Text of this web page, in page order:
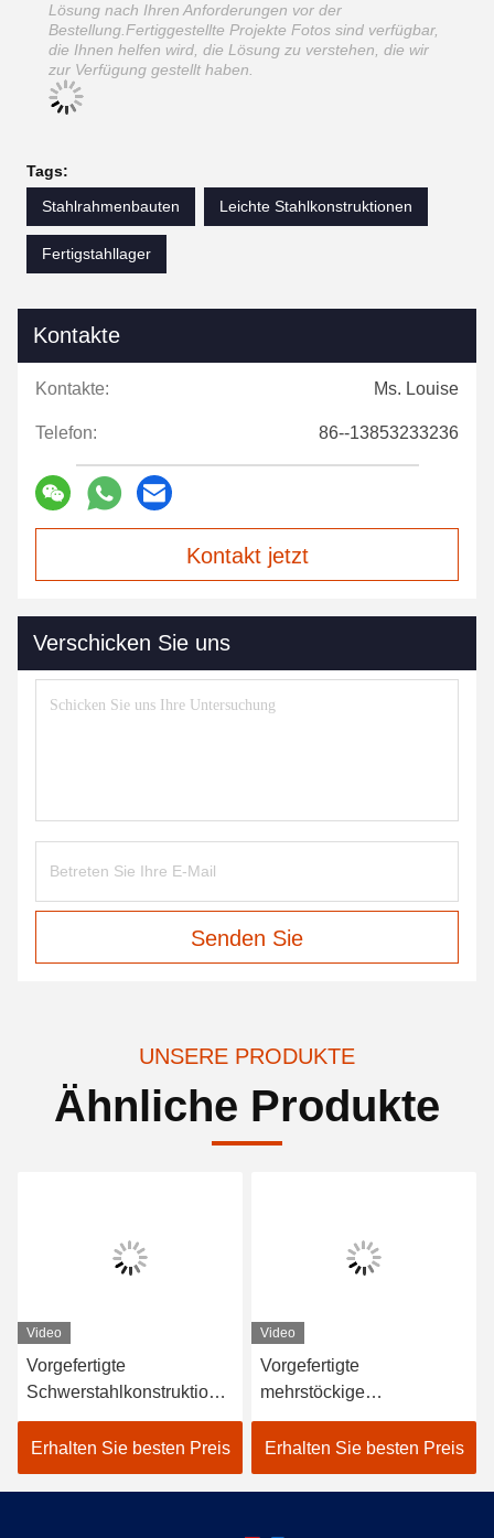
Lösung nach Ihren Anforderungen vor der
Bestellung.Fertiggestellte Projekte Fotos sind verfügbar,
die Ihnen helfen wird, die Lösung zu verstehen, die wir
zur Verfügung gestellt haben.
Tags:
Stahlrahmenbauten
Leichte Stahlkonstruktionen
Fertigstahllager
Kontakte
Kontakte: Ms. Louise
Telefon: 86--13853233236
Kontakt jetzt
Verschicken Sie uns
Senden Sie
UNSERE PRODUKTE
Ähnliche Produkte
Video
Vorgefertigte
Schwerstahlkonstruktione
n Werkstatt
Stahlrahmenbau
Lagerhaus
Erhalten Sie besten Preis
Video
Vorgefertigte
mehrstöckige
Stahlkonstruktion
Lagerhaus Gebäude SGS
BV CE genehmigt
Erhalten Sie besten Preis